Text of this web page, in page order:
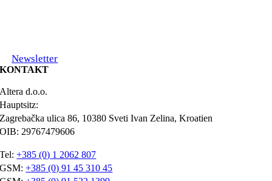
Newsletter
KONTAKT
Altera d.o.o.
Hauptsitz:
Zagrebačka ulica 86, 10380 Sveti Ivan Zelina, Kroatien
OIB: 29767479606
Tel:+385 (0) 1 2062 807
GSM:+385 (0) 91 45 310 45